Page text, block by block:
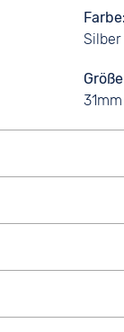
Farbe
Silber
Größe
31mm